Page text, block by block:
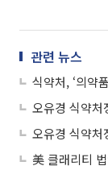
관련 뉴스
식약처, ‘의약
오유경 식약처
오유경 식약처